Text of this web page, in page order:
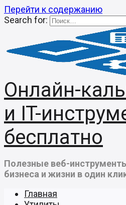
Перейти к содержанию
Search for:
Онлайн-
и IT-
бесплатно
Полезные веб-
бизнеса и жизни в один
Главная